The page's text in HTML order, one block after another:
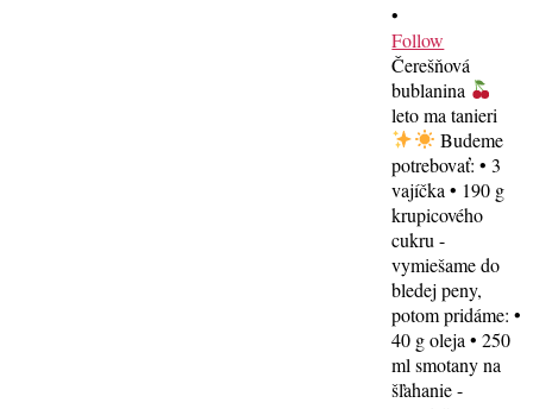
•
Follow
Čerešňová
bublanina
leto ma tanieri
Budeme
potrebovať: • 3
vajíčka • 190 g
krupicového
cukru -
vymiešame do
bledej peny,
potom pridáme: •
40 g oleja • 250
ml smotany na
šľahanie -